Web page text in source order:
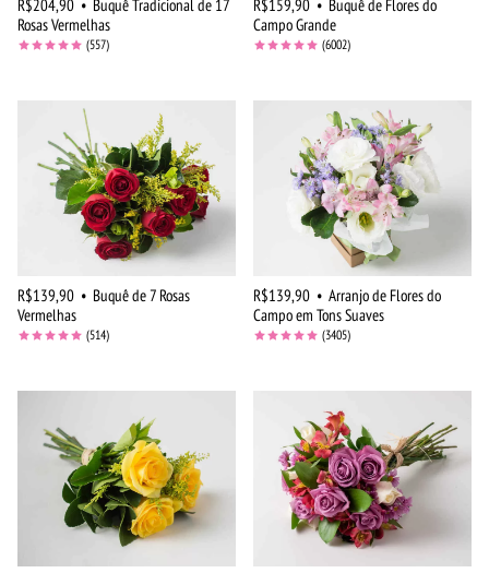
R$204,90 • Buquê Tradicional de 17
Rosas Vermelhas
(557)
R$159,90 • Buquê de Flores do
Campo Grande
(6002)
R$139,90 • Buquê de 7 Rosas
Vermelhas
(514)
R$139,90 • Arranjo de Flores do
Campo em Tons Suaves
(3405)